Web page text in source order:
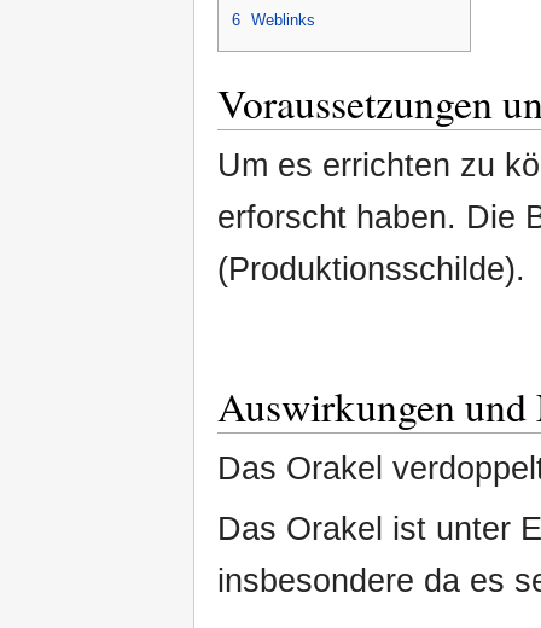
6 Weblinks
Voraussetzungen
Um es errichten zu
erforscht haben. Die
(Produktionsschilde).
Auswirkungen und
Das Orakel
Das Orakel ist unter
insbesondere da es